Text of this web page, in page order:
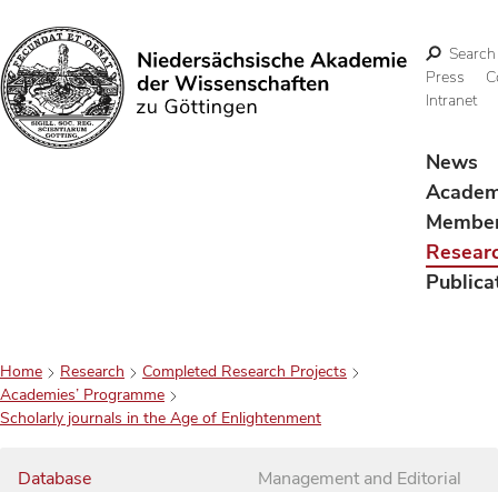
Search
Search
Press
Intranet
News
Home Research
Completed Research Projects
Academies’ Programme
Scholarly journals in the Age of Enlightenment
Database
Management and Editorial